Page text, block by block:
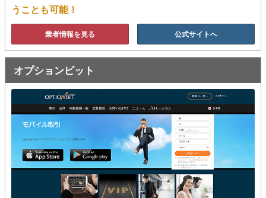
うことも可能！
業者情報を見る 公式サイトへ
オプションビット